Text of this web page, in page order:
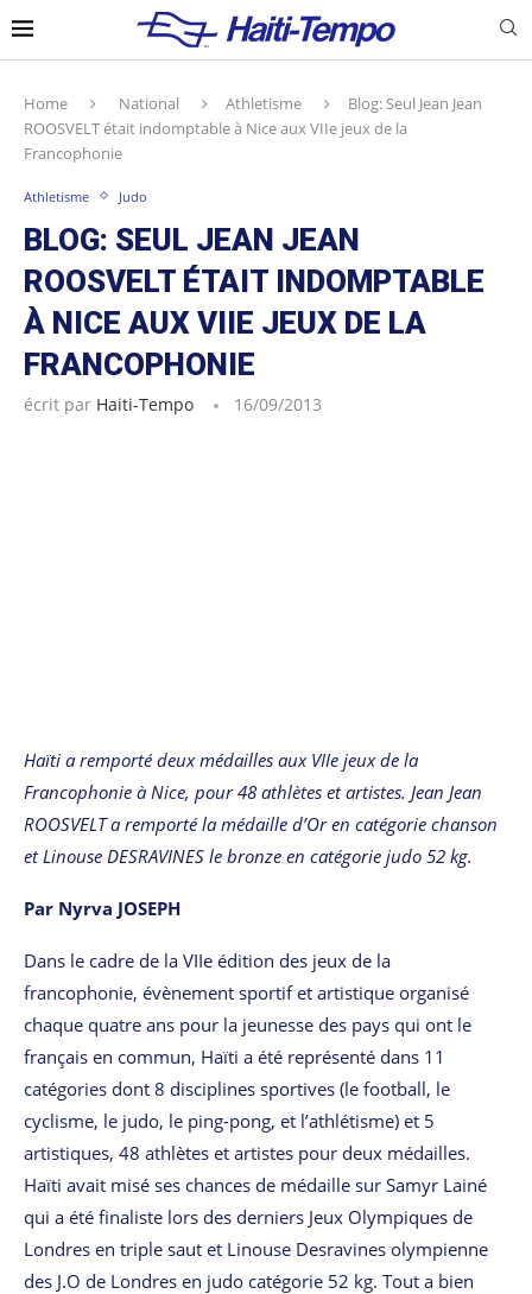
Home National Athletisme
Blog: Seul Jean Jean
ROOSVELT était indomptable à Nice aux VIIe jeux de la
Francophonie
Athletisme Judo
BLOG: SEUL JEAN JEAN
ROOSVELT ÉTAIT INDOMPTABLE
À NICE AUX VIIE JEUX DE LA
FRANCOPHONIE
écrit par Haiti-Tempo 16/09/2013
Haïti a remporté deux médailles aux VIIe jeux de la
Francophonie à Nice, pour 48 athlètes et artistes. Jean Jean
ROOSVELT a remporté la médaille d’Or en catégorie chanson
et Linouse DESRAVINES le bronze en catégorie judo 52 kg.
Par Nyrva JOSEPH
Dans le cadre de la VIIe édition des jeux de la
francophonie, évènement sportif et artistique organisé
chaque quatre ans pour la jeunesse des pays qui ont le
français en commun, Haïti a été représenté dans 11
catégories dont 8 disciplines sportives (le football, le
cyclisme, le judo, le ping-pong, et l’athlétisme) et 5
artistiques, 48 athlètes et artistes pour deux médailles.
Haïti avait misé ses chances de médaille sur Samyr Lainé
qui a été finaliste lors des derniers Jeux Olympiques de
Londres en triple saut et Linouse Desravines olympienne
des J.O de Londres en judo catégorie 52 kg. Tout a bien